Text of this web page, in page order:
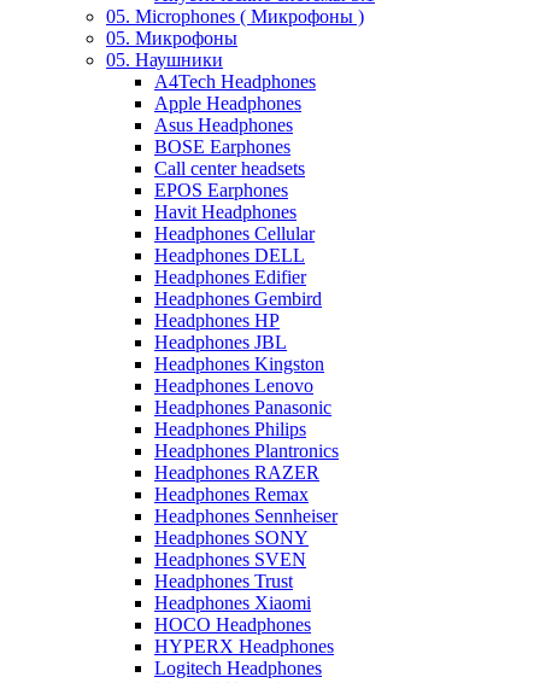
05. Microphones ( Микрофоны )
05. Микрофоны
05. Наушники
A4Tech Headphones
Apple Headphones
Asus Headphones
BOSE Earphones
Call center headsets
EPOS Earphones
Havit Headphones
Headphones Cellular
Headphones DELL
Headphones Edifier
Headphones Gembird
Headphones HP
Headphones JBL
Headphones Kingston
Headphones Lenovo
Headphones Panasonic
Headphones Philips
Headphones Plantronics
Headphones RAZER
Headphones Remax
Headphones Sennheiser
Headphones SONY
Headphones SVEN
Headphones Trust
Headphones Xiaomi
HOCO Headphones
HYPERX Headphones
Logitech Headphones